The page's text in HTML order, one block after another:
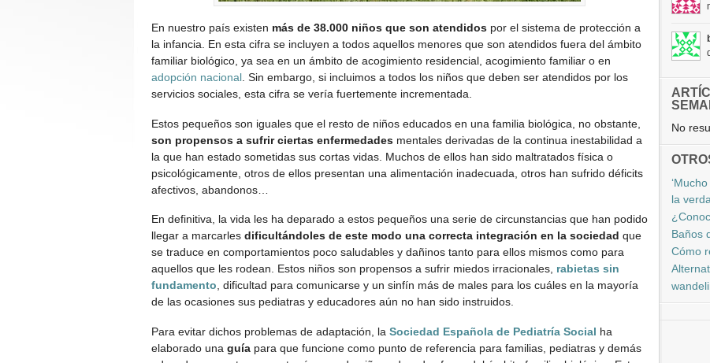
En nuestro país existen más de 38.000 niños que son atendidos por el sistema de protección a
la infancia. En esta cifra se incluyen a todos aquellos menores que son atendidos fuera del ámbito
familiar biológico, ya sea en un ámbito de acogimiento residencial, acogimiento familiar o en
adopción nacional . Sin embargo, si incluimos a todos los niños que deben ser atendidos por los
servicios sociales, esta cifra se vería fuertemente incrementada.
Estos pequeños son iguales que el resto de niños educados en una familia biológica, no obstante,
son propensos a sufrir ciertas enfermedades mentales derivadas de la continua inestabilidad a
la que han estado sometidas sus cortas vidas. Muchos de ellos han sido maltratados física o
psicológicamente, otros de ellos presentan una alimentación inadecuada, otros han sufrido déficits
afectivos, abandonos…
En definitiva, la vida les ha deparado a estos pequeños una serie de circunstancias que han podido
llegar a marcarles dificultándoles de este modo una correcta integración en la sociedad que
se traduce en comportamientos poco saludables y dañinos tanto para ellos mismos como para
aquellos que les rodean. Estos niños son propensos a sufrir miedos irracionales, rabietas sin
fundamento, dificultad para comunicarse y un sinfín más de males para los cuáles en la mayoría
de las ocasiones sus pediatras y educadores aún no han sido instruidos.
Para evitar dichos problemas de adaptación, la Sociedad Española de Pediatría Social ha
elaborado una guía para que funcione como punto de referencia para familias, pediatras y demás
No
la
Baños
Cómo